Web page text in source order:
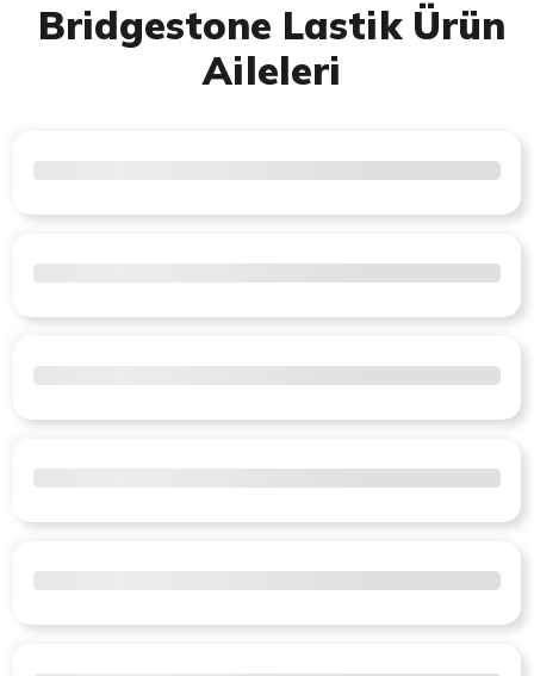
Bridgestone Lastik Ürün
Aileleri